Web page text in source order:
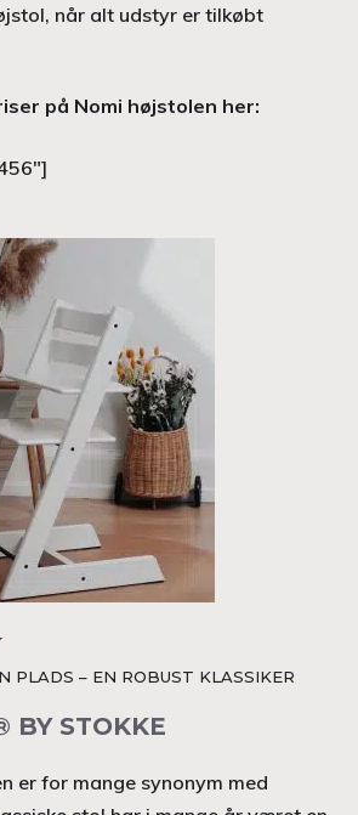
når alt udstyr er tilkøbt
på Nomi højstolen her:
PLADS – EN ROBUST KLASSIKER
BY STOKKE
er for mange synonym med